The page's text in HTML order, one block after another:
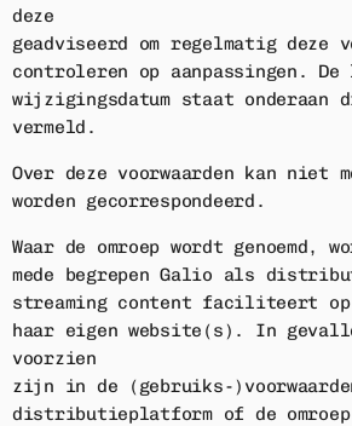
deze
geadviseerd om regelmatig deze
controleren op aanpassingen.
wijzigingsdatum staat onderaan
vermeld.
Over deze voorwaarden kan niet
worden gecorrespondeerd.
Waar de omroep wordt genoemd,
mede begrepen Galio als
streaming content faciliteert
haar eigen website(s). In
voorzien
zijn in de (gebruiks-
distributieplatform of de